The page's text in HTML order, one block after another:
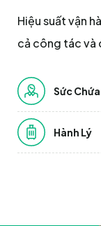
Hiệu suất vận
cả công tác và
Sức Chứa
Hành Lý